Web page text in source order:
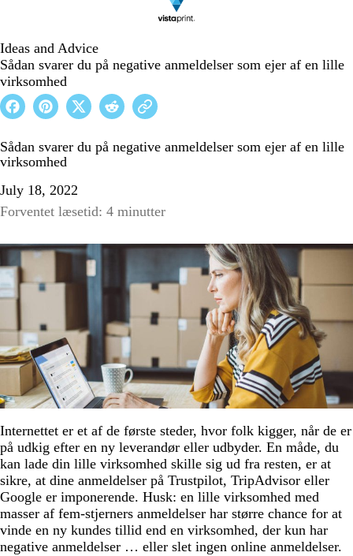
Ideas and Advice
Sådan svarer du på negative anmeldelser som ejer af en lille
virksomhed
Sådan svarer du på negative anmeldelser som ejer af en lille
virksomhed
July 18, 2022
Forventet læsetid: 4 minutter
Internettet er et af de første steder, hvor folk kigger, når de er
på udkig efter en ny leverandør eller udbyder. En måde, du
kan lade din lille virksomhed skille sig ud fra resten, er at
sikre, at dine anmeldelser på Trustpilot, TripAdvisor eller
Google er imponerende. Husk: en lille virksomhed med
masser af fem-stjerners anmeldelser har større chance for at
vinde en ny kundes tillid end en virksomhed, der kun har
negative anmeldelser … eller slet ingen online anmeldelser.